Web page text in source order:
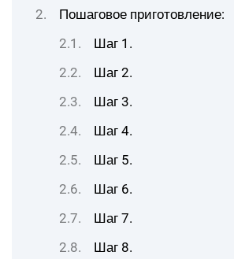
Пошаговое приготовление:
Шаг 1.
Шаг 2.
Шаг 3.
Шаг 4.
Шаг 5.
Шаг 6.
Шаг 7.
Шаг 8.